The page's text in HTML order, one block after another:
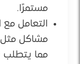
مستمرًا.
التعامل مع
مشاكل مثل
مما يتطلب